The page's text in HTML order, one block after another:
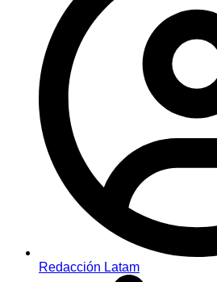
Redacción Latam